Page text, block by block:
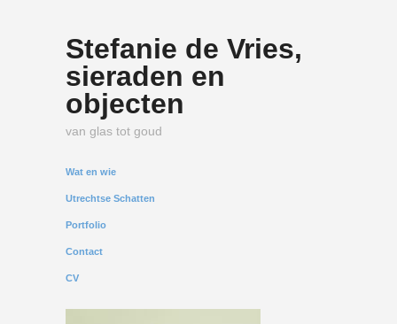
Stefanie de Vries,
sieraden en
objecten
van glas tot goud
Wat en wie
Utrechtse Schatten
Portfolio
Contact
CV